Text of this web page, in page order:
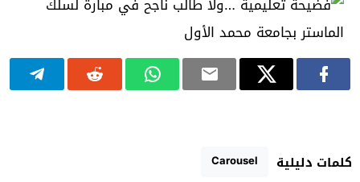
كلمات دليلية Carousel